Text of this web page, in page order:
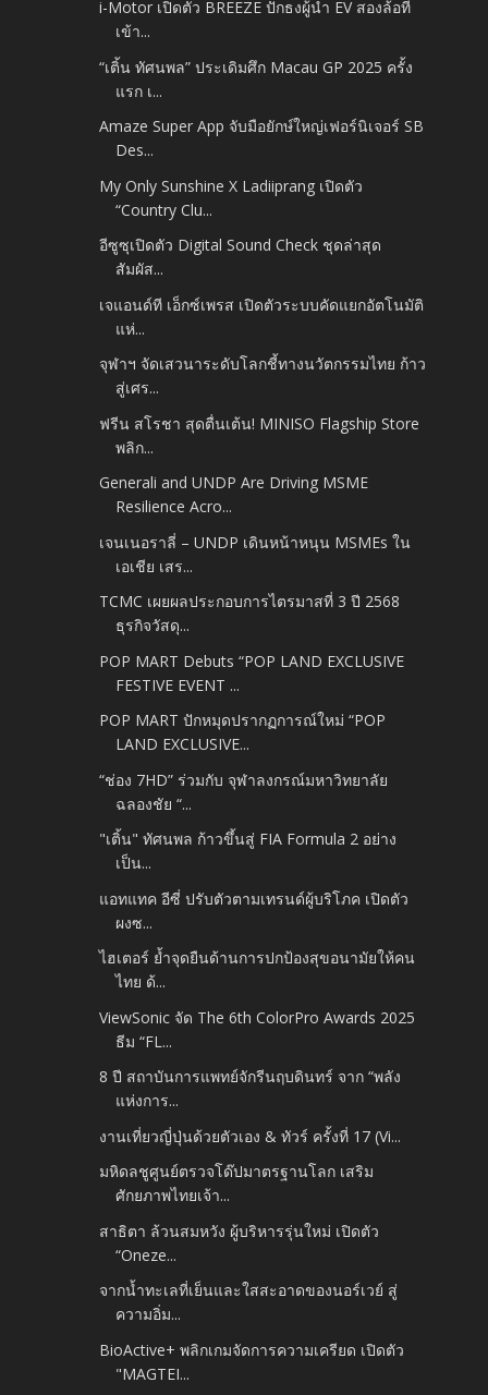
i-Motor เปิดตัว BREEZE ปักธงผู้นำ EV สองล้อที่
เข้า...
“เติ้น ทัศนพล” ประเดิมศึก Macau GP 2025 ครั้ง
แรก เ...
Amaze Super App จับมือยักษ์ใหญ่เฟอร์นิเจอร์ SB
Des...
My Only Sunshine X Ladiiprang เปิดตัว
“Country Clu...
อีซูซุเปิดตัว Digital Sound Check ชุดล่าสุด
สัมผัส...
เจแอนด์ที เอ็กซ์เพรส เปิดตัวระบบคัดแยกอัตโนมัติ
แห่...
จุฬาฯ จัดเสวนาระดับโลกชี้ทางนวัตกรรมไทย ก้าว
สู่เศร...
ฟรีน สโรชา สุดตื่นเต้น! MINISO Flagship Store
พลิก...
Generali and UNDP Are Driving MSME
Resilience Acro...
เจนเนอราลี่ – UNDP เดินหน้าหนุน MSMEs ใน
เอเชีย เสร...
TCMC เผยผลประกอบการไตรมาสที่ 3 ปี 2568
ธุรกิจวัสดุ...
POP MART Debuts “POP LAND EXCLUSIVE
FESTIVE EVENT ...
POP MART ปักหมุดปรากฏการณ์ใหม่ “POP
LAND EXCLUSIVE...
“ช่อง 7HD” ร่วมกับ จุฬาลงกรณ์มหาวิทยาลัย
ฉลองชัย “...
"เติ้น" ทัศนพล ก้าวขึ้นสู่ FIA Formula 2 อย่าง
เป็น...
แอทแทค อีซี่ ปรับตัวตามเทรนด์ผู้บริโภค เปิดตัว
ผงซ...
ไฮเตอร์ ย้ำจุดยืนด้านการปกป้องสุขอนามัยให้คน
ไทย ด้...
ViewSonic จัด The 6th ColorPro Awards 2025
ธีม “FL...
8 ปี สถาบันการแพทย์จักรีนฤบดินทร์ จาก “พลัง
แห่งการ...
งานเที่ยวญี่ปุ่นด้วยตัวเอง & ทัวร์ ครั้งที่ 17 (Vi...
มหิดลชูศูนย์ตรวจโด๊ปมาตรฐานโลก เสริม
ศักยภาพไทยเจ้า...
สาธิตา ล้วนสมหวัง ผู้บริหารรุ่นใหม่ เปิดตัว
“Oneze...
จากน้ำทะเลที่เย็นและใสสะอาดของนอร์เวย์ สู่
ความอิ่ม...
BioActive+ พลิกเกมจัดการความเครียด เปิดตัว
"MAGTEI...